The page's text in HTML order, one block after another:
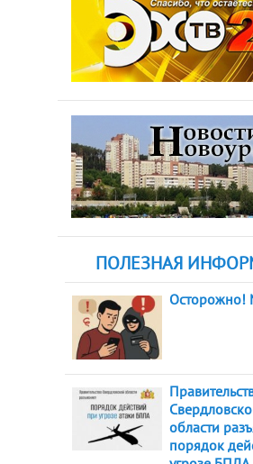
ПОЛЕЗНАЯ
области
порядок